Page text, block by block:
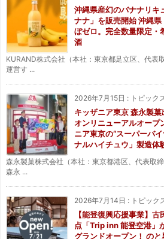
沖縄県産幻のバナナリキ
ナナ」を販売開始 沖縄
ぼゼロ。完全数量限定・
酒
KURAND株式会社（本社：東京都足立区、代表
運営す ...
2026年7月15日 : トピック
キッザニア東京 森永製
オンリニューアルオープ
ニア東京の“スーパーバ
ナルハイチュウ」製造体
森永製菓株式会社（本社：東京都港区、代表取
森永 ...
2026年7月14日 : トピック
【能登復興応援事業】
点「Trip inn 能登空港」
グランドオープン！ の